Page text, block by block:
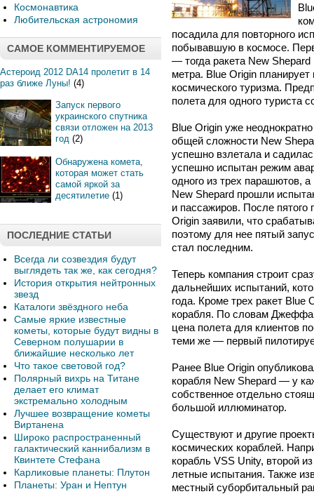
Космонавтика
Любительская астрономия
САМОЕ КОММЕНТИРУЕМОЕ
Астероид 2012 DA14 пролетит в 14
раз ближе Луны! (4)
Запуск первого
украинского спутника
связи отложен на 2013
год (2)
Обнаружена комета,
которая может стать
самой яркой за
десятилетие (1)
ПОСЛЕДНИЕ СТАТЬИ
Всегда ли созвездия будут
выглядеть так же, как сегодня?
История открытия нейтронных
звезд
Каталоги звёздного неба
Самые яркие известные
кометы, которые будут видны в
Северном полушарии в
ближайшие несколько лет
Что такое световой год?
Полярный вихрь на Титане
делает его климат
экстремально холодным
Лучшее возвращение кометы
Виртанена
Широко распространенный
галактический каннибализм в
Квинтете Стефана
Карликовые планеты: Плутон
Планеты: Уран и Нептун
посадила для повторного
побывавшую в космосе.
— тогда ракета New
метра. Blue Origin
космического туризма.
полета для одного туриста
Blue Origin уже
общей сложности New
успешно взлетала и
успешно испытан режим
одного из трех парашютов, а
New Shepard прошли
и пассажиров. После пятого
Origin заявили, что
поэтому для нее пятый
стал последним.
Теперь компания строит
дальнейших испытаний,
года. Кроме трех ракет Blue
корабля. По словам
цена полета для клиентов
теми же — первый
Ранее Blue Origin
корабля New Shepard — у
собственное отдельно
большой иллюминатор.
Существуют и другие
космических кораблей.
корабль VSS Unity, второй
летные испытания. Также
местный суборбитальный